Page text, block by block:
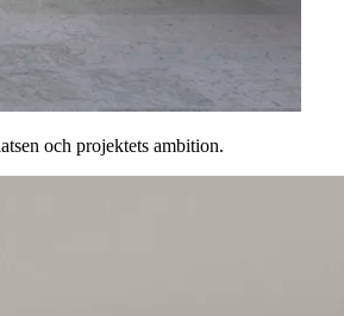
och projektets ambition.